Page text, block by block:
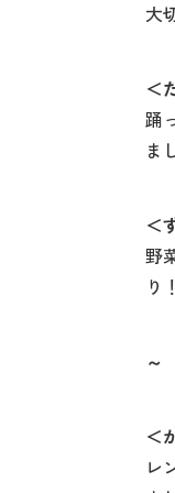
大
＜
踊
ま
＜
野
り
～
＜
レ